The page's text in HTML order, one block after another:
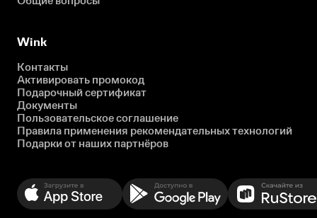
Wink
Контакты
Активировать промокод
Подарочный сертификат
Документы
Пользовательское соглашение
Правила применения рекомендательных технологий
Подарки от наших партнёров